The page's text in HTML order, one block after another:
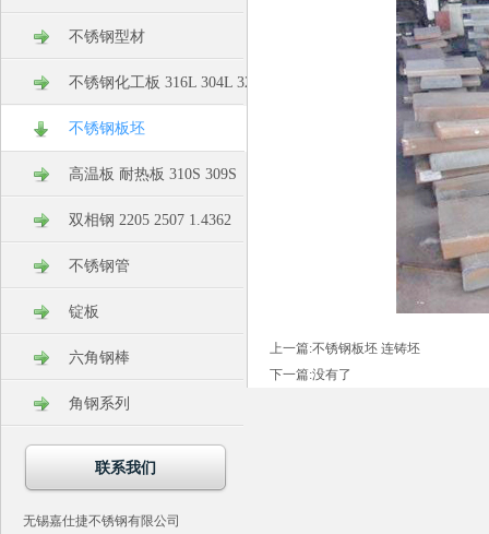
不锈钢型材
不锈钢化工板 316L 304L 321 304
不锈钢板坯
高温板 耐热板 310S 309S
双相钢 2205 2507 1.4362
不锈钢管
锭板
六角钢棒
角钢系列
联系我们
无锡嘉仕捷不锈钢有限公司
上一篇:不锈钢板坯 连铸坯
下一篇:没有了